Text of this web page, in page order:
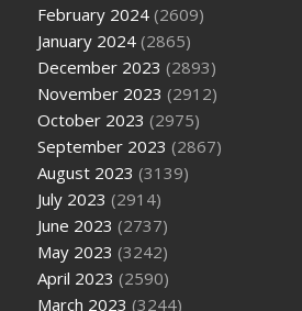
February 2024 (2609)
January 2024 (2865)
December 2023 (2893)
November 2023 (2912)
October 2023 (2975)
September 2023 (2867)
August 2023 (3139)
July 2023 (2914)
June 2023 (2737)
May 2023 (3242)
April 2023 (2590)
March 2023 (3244)